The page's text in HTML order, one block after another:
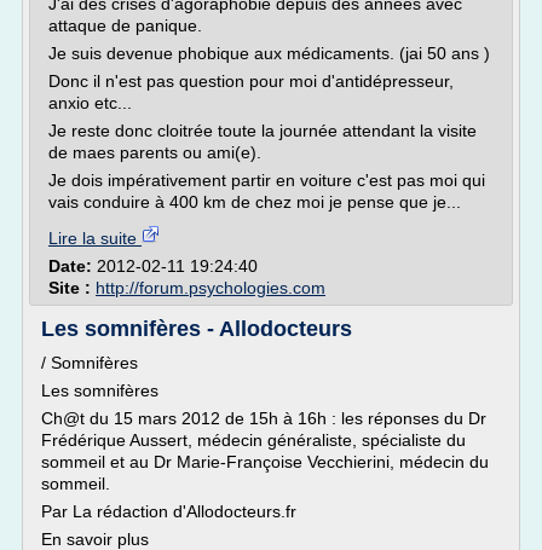
attaque de panique.
Je suis devenue phobique aux médicaments. (jai 50 ans )
Donc il n'est pas question pour moi d'antidépresseur,
anxio etc...
Je reste donc cloitrée toute la journée attendant la visite
de maes parents ou ami(e).
Je dois impérativement partir en voiture c'est pas moi qui
vais conduire à 400 km de chez moi je pense que je...
Lire la suite
Date: 2012-02-11 19:24:40
Site : http://forum.psychologies.com
Les somnifères - Allodocteurs
/ Somnifères
Les somnifères
Ch@t du 15 mars 2012 de 15h à 16h : les réponses du Dr
Frédérique Aussert, médecin généraliste, spécialiste du
sommeil et au Dr Marie-Françoise Vecchierini, médecin du
sommeil.
Par La rédaction d'Allodocteurs.fr
En savoir plus